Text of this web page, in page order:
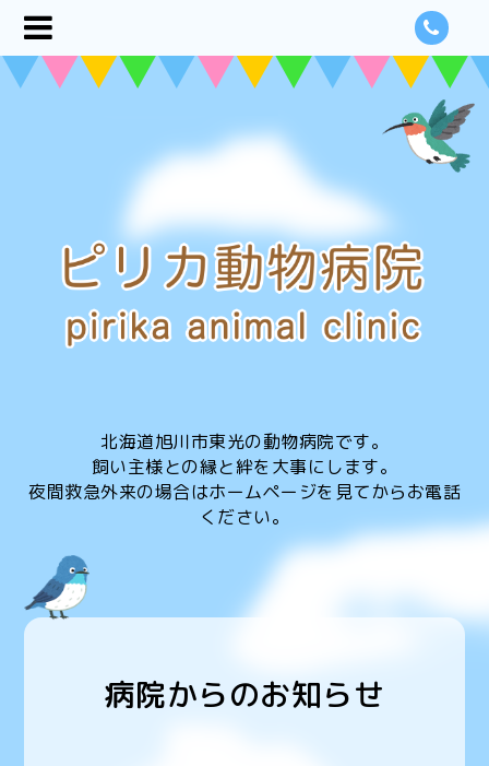
北海道旭川市東光の動物病院です。
飼い主様との縁と絆を大事にします。
夜間救急外来の場合はホームページを見てからお電話
ください。
病院からのお知らせ